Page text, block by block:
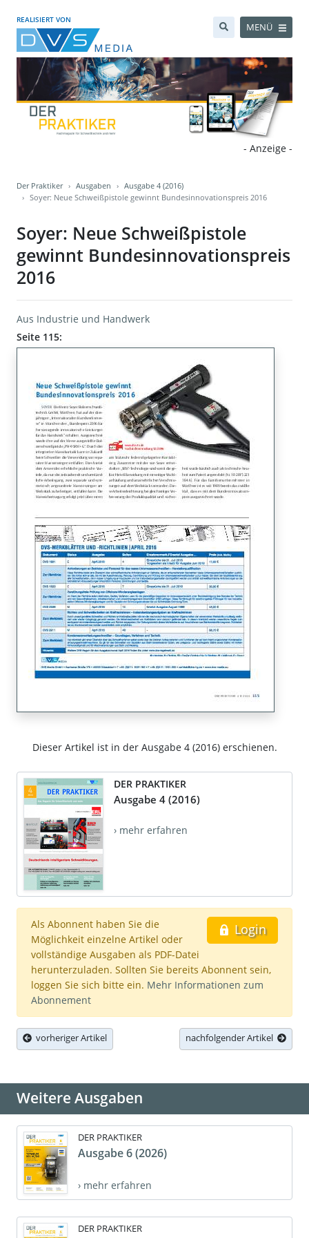
REALISIERT VON
MENÜ
- Anzeige -
Der Praktiker Ausgaben
Ausgabe 4 (2016)
Soyer: Neue Schweißpistole gewinnt Bundesinnovationspreis 2016
Soyer: Neue Schweißpistole
gewinnt Bundesinnovationspreis
2016
Aus Industrie und Handwerk
Seite 115:
Dieser Artikel ist in der Ausgabe 4 (2016) erschienen.
DER PRAKTIKER
Ausgabe 4 (2016)
› mehr erfahren
Login
Als Abonnent haben Sie die
Möglichkeit einzelne Artikel oder
vollständige Ausgaben als PDF-Datei
herunterzuladen. Sollten Sie bereits Abonnent sein,
loggen Sie sich bitte ein. Mehr Informationen zum
Abonnement
vorheriger Artikel nachfolgender Artikel
Weitere Ausgaben
DER PRAKTIKER
Ausgabe 6 (2026)
› mehr erfahren
DER PRAKTIKER